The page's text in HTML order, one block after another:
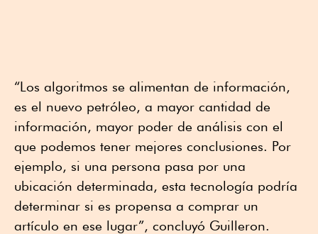
“Los algoritmos se alimentan de información,
es el nuevo petróleo, a mayor cantidad de
información, mayor poder de análisis con el
que podemos tener mejores conclusiones. Por
ejemplo, si una persona pasa por una
ubicación determinada, esta tecnología podría
determinar si es propensa a comprar un
artículo en ese lugar”, concluyó Guilleron.